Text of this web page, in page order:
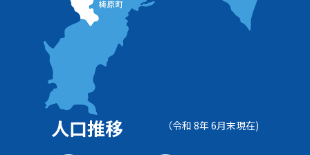
人口推移 （令和 8年 6月末現在)